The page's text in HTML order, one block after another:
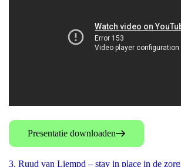
Presentatie downloaden
3. Ruud van Liempd – stay in place in de zorg